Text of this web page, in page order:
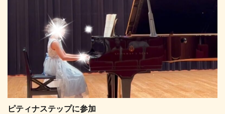
ピティナステップに参加